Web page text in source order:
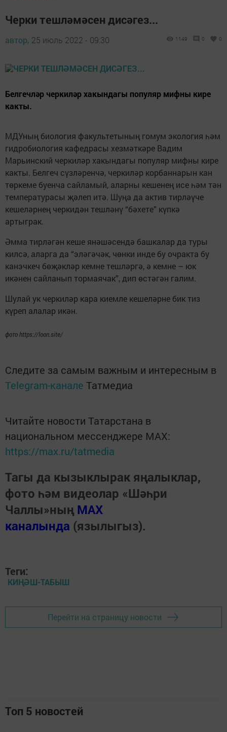
Черки тешләмәсен дисәгез...
автор, 25 июль 2022 - 09:30 1149 0 0
Белгечләр черкиләр хакындагы популяр мифны кире
какты.
МДУның биология факультетының гомум экология һәм
гидробиология кафедрасы хезмәткәре Вадим
Марьинский черкиләр хакындагы популяр мифны кире
какты. Белгеч сүзләренчә, черкиләр корбаннарын кан
төркеме буенча сайламый, аларны кешенең исе һәм тән
температурасы җәлеп итә. Шуңа да актив тирләүче
кешеләрнең черкидән тешләнү “бәхете” күпкә
артыграк.
Әмма тирләгән кеше янәшәсендә башкалар да туры
килсә, аларга да “эләгәчәк, чөнки инде бу очракта бу
канэчкеч бөҗәкләр кемне тешләргә, ә кемне – юк
икәнен сайланып тормаячак”, дип өстәгән галим.
Шулай ук черкиләр кара киемле кешеләрне бик тиз
күреп алалар икән.
фото https://loon.site/
Следите за самым важным и интересным в
Telegram-канале Татмедиа
Читайте новости Татарстана в
национальном мессенджере MАХ:
https://max.ru/tatmedia
Тагы да кызыклырак яңалыклар,
фото һәм видеолар «Шәһри
Чаллы»ның MAX
каналында (язылыгыз).
Теги:
КИҢӘШ-ТАБЫШ
Перейти на страницу новости
Топ 5 новостей